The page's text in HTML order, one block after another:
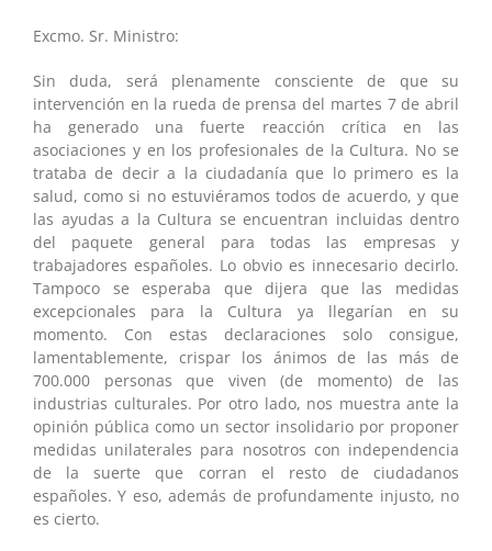
Excmo. Sr. Ministro:
Sin duda, será plenamente consciente de que su
intervención en la rueda de prensa del martes 7 de abril
ha generado una fuerte reacción crítica en las
asociaciones y en los profesionales de la Cultura. No se
trataba de decir a la ciudadanía que lo primero es la
salud, como si no estuviéramos todos de acuerdo, y que
las ayudas a la Cultura se encuentran incluidas dentro
del paquete general para todas las empresas y
trabajadores españoles. Lo obvio es innecesario decirlo.
Tampoco se esperaba que dijera que las medidas
excepcionales para la Cultura ya llegarían en su
momento. Con estas declaraciones solo consigue,
lamentablemente, crispar los ánimos de las más de
700.000 personas que viven (de momento) de las
industrias culturales. Por otro lado, nos muestra ante la
opinión pública como un sector insolidario por proponer
medidas unilaterales para nosotros con independencia
de la suerte que corran el resto de ciudadanos
españoles. Y eso, además de profundamente injusto, no
es cierto.